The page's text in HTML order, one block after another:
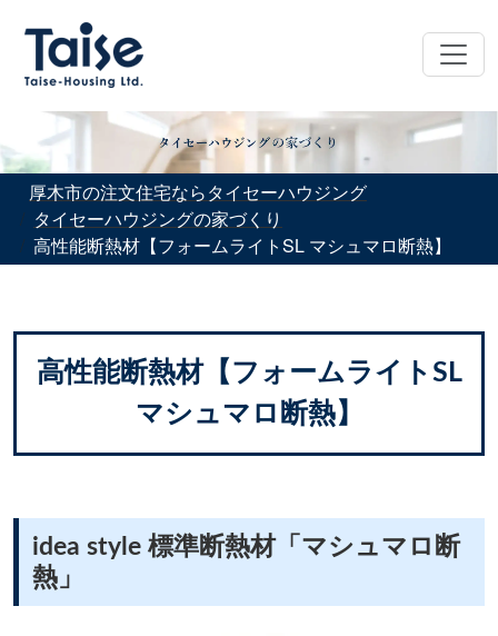
厚木市の注文住宅ならタイセーハウジング
タイセーハウジングの家づくり
高性能断熱材【フォームライトSL マシュマロ断熱】
高性能断熱材【フォームライトSL
マシュマロ断熱】
idea style 標準断熱材「マシュマロ断
熱」